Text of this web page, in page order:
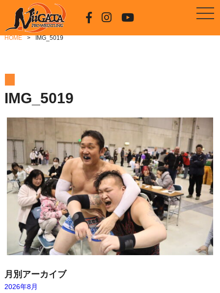
HOME IMG_5019
IMG_5019
月別アーカイブ
2026年8月